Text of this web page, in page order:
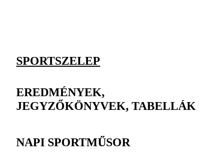
SPORTSZELEP
EREDMÉNYEK,
JEGYZŐKÖNYVEK, TABELLÁK
NAPI SPORTMŰSOR